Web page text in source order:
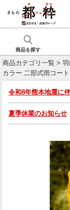
商品を探す
商品カテゴリ一覧 >
カラー 二部式雨コー
令和8年熊本地震に
夏季休業のお知らせ